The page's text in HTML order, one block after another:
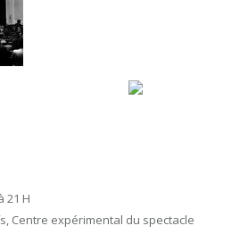
21 H
Centre expérimental du spectacle